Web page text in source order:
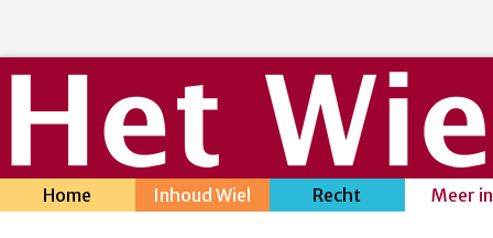
Home Inhoud Wiel Recht Meer